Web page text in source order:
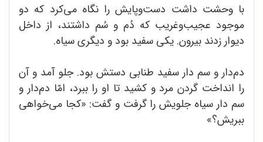
با وحشت داشت دست‌وپایش را نگاه می‌کرد که دو
موجود عجیب‌وغریب که دُم و سُم داشتند، از داخل
دیوار زدند بیرون. یکی سفید بود و دیگری سیاه.
دم‌دار و سم دار سفید طنابی دستش بود. جلو آمد و آن
را انداخت گردن مرد و کشید تا او را ببرد، امّا دم‌دار و
سم دار سیاه جلویش را گرفت و گفت: «کجا می‌خواهی
ببریش؟»